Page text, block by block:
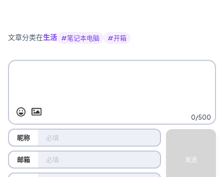
文章分类在生活 #笔记本电脑 #开箱
昵称
邮箱
0/500
发送